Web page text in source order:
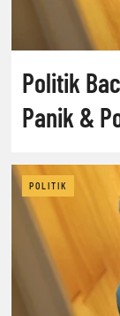
Politik
Panik &
POLITIK